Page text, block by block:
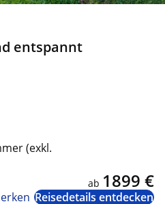
entspannt
(exkl.
ab 1899 €
Reisedetails entdecken